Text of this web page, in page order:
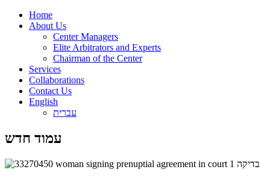
Home
About Us
Center Managers
Elite Arbitrators and Experts
Chairman of the Center
Services
Collaborations
Contact Us
English
עברית
עמוד חדש